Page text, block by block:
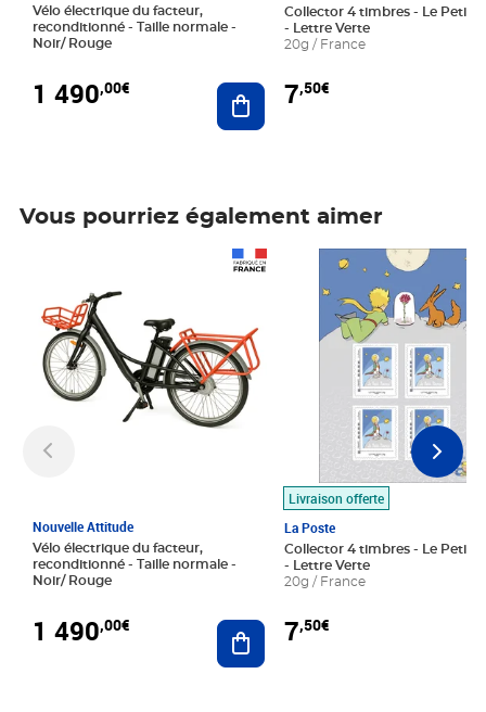
Vélo électrique du facteur,
reconditionné - Taille normale -
Noir/ Rouge
1 490,00€ Ajouter au panier
Collector 4 timbres - Le Petit
- Lettre Verte
20g / France
7,50€
Vous pourriez également aimer
Nouvelle Attitude
Vélo électrique du facteur,
reconditionné - Taille normale -
Noir/ Rouge
1 490,00€ Ajouter au panier
Livraison offerte
La Poste
Collector 4 timbres - Le Petit
- Lettre Verte
20g / France
7,50€
Prix 7,50€